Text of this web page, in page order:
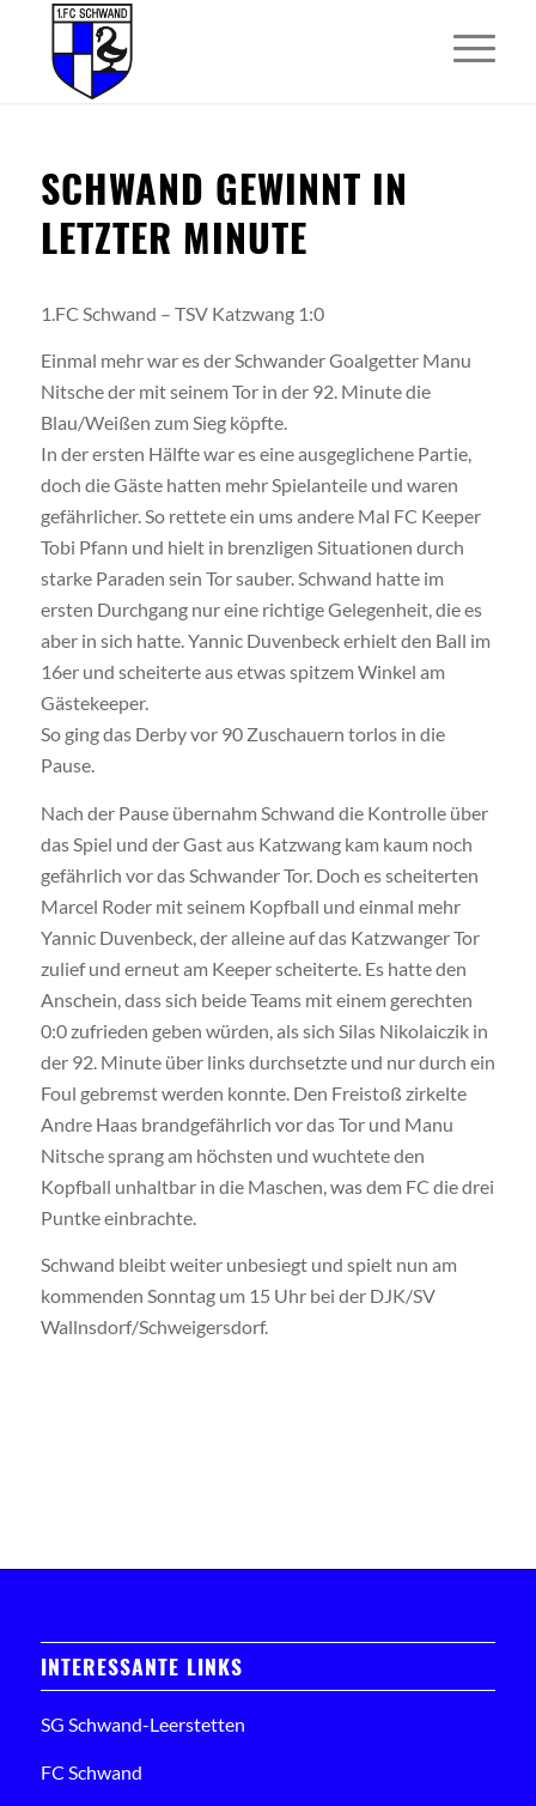
SCHWAND GEWINNT IN
LETZTER MINUTE
1.FC Schwand – TSV Katzwang 1:0
Einmal mehr war es der Schwander Goalgetter Manu
Nitsche der mit seinem Tor in der 92. Minute die
Blau/Weißen zum Sieg köpfte.
In der ersten Hälfte war es eine ausgeglichene Partie,
doch die Gäste hatten mehr Spielanteile und waren
gefährlicher. So rettete ein ums andere Mal FC Keeper
Tobi Pfann und hielt in brenzligen Situationen durch
starke Paraden sein Tor sauber. Schwand hatte im
ersten Durchgang nur eine richtige Gelegenheit, die es
aber in sich hatte. Yannic Duvenbeck erhielt den Ball im
16er und scheiterte aus etwas spitzem Winkel am
Gästekeeper.
So ging das Derby vor 90 Zuschauern torlos in die
Pause.
Nach der Pause übernahm Schwand die Kontrolle über
das Spiel und der Gast aus Katzwang kam kaum noch
gefährlich vor das Schwander Tor. Doch es scheiterten
Marcel Roder mit seinem Kopfball und einmal mehr
Yannic Duvenbeck, der alleine auf das Katzwanger Tor
zulief und erneut am Keeper scheiterte. Es hatte den
Anschein, dass sich beide Teams mit einem gerechten
0:0 zufrieden geben würden, als sich Silas Nikolaiczik in
der 92. Minute über links durchsetzte und nur durch ein
Foul gebremst werden konnte. Den Freistoß zirkelte
Andre Haas brandgefährlich vor das Tor und Manu
Nitsche sprang am höchsten und wuchtete den
Kopfball unhaltbar in die Maschen, was dem FC die drei
Puntke einbrachte.
Schwand bleibt weiter unbesiegt und spielt nun am
kommenden Sonntag um 15 Uhr bei der DJK/SV
Wallnsdorf/Schweigersdorf.
INTERESSANTE LINKS
SG Schwand-Leerstetten
FC Schwand